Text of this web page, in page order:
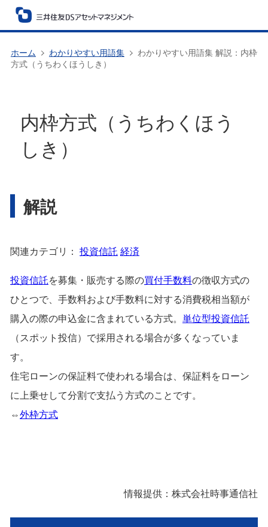
ホーム わかりやすい用語集
わかりやすい用語集 解説：内枠
方式（うちわくほうしき）
内枠方式（うちわくほう
しき）
解説
関連カテゴリ： 投資信託 経済
投資信託を募集・販売する際の買付手数料の徴収方式の
ひとつで、手数料および手数料に対する消費税相当額が
購入の際の申込金に含まれている方式。 単位型投資信託
（スポット投信）で採用される場合が多くなっていま
す。
住宅ローンの保証料で使われる場合は、保証料をローン
に上乗せして分割で支払う方式のことです。
⇔外枠方式
情報提供：株式会社時事通信社